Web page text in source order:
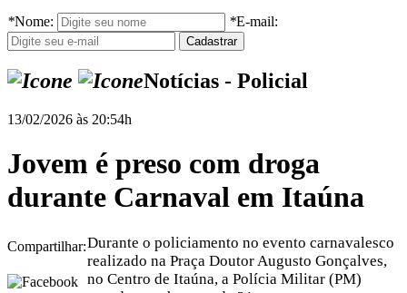
*Nome: *E-mail:
Notícias - Policial
13/02/2026 às 20:54h
Jovem é preso com droga
durante Carnaval em Itaúna
Compartilhar:Durante o policiamento no evento carnavalesco
realizado na Praça Doutor Augusto Gonçalves,
no Centro de Itaúna, a Polícia Militar (PM)